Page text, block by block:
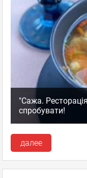
"Сажа.
спробувати!
далее